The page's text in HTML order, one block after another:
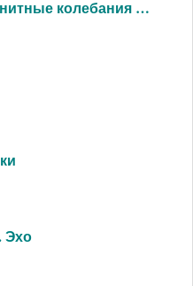
колебания …
Эхо